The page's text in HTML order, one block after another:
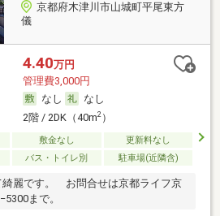
京都府木津川市山城町平尾東方
儀
4.40万円
管理費3,000円
なし
なし
2階 / 2DK（40m2）
敷金なし
更新料なし
バス・トイレ別 駐車場(近隣含)
綺麗です。 お問合せは京都ライフ京
まで。